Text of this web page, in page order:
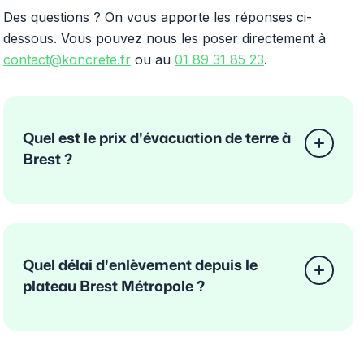
Des questions ? On vous apporte les réponses ci-
dessous. Vous pouvez nous les poser directement à
contact@koncrete.fr ou au 01 89 31 85 23.
Quel est le prix d'évacuation de terre à
Brest ?
Quel délai d'enlèvement depuis le
plateau Brest Métropole ?